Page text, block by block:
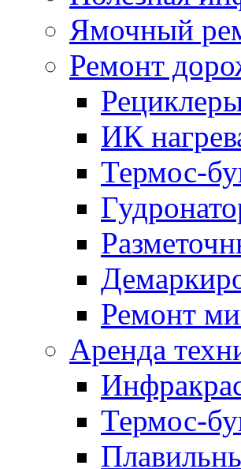
Ямочный
Ремонт
ИК
Термос-
Ремонт
Аренда
Термос-